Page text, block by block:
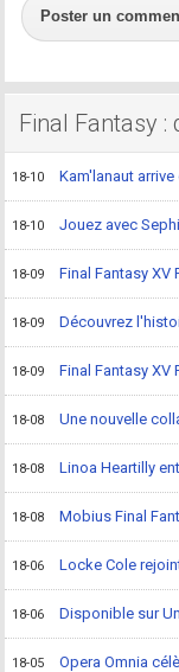
Poster un
Final Fantasy :
18-10 Kam'lanaut
18-10 Jouez avec
18-09 Final Fantasy
18-09 Découvrez
18-09 Final Fantasy
18-08 Une nouvelle
18-08 Linoa Heartilly
18-08 Mobius Final
18-06 Locke Cole
18-06 Disponible sur
18-05 Opera Omnia